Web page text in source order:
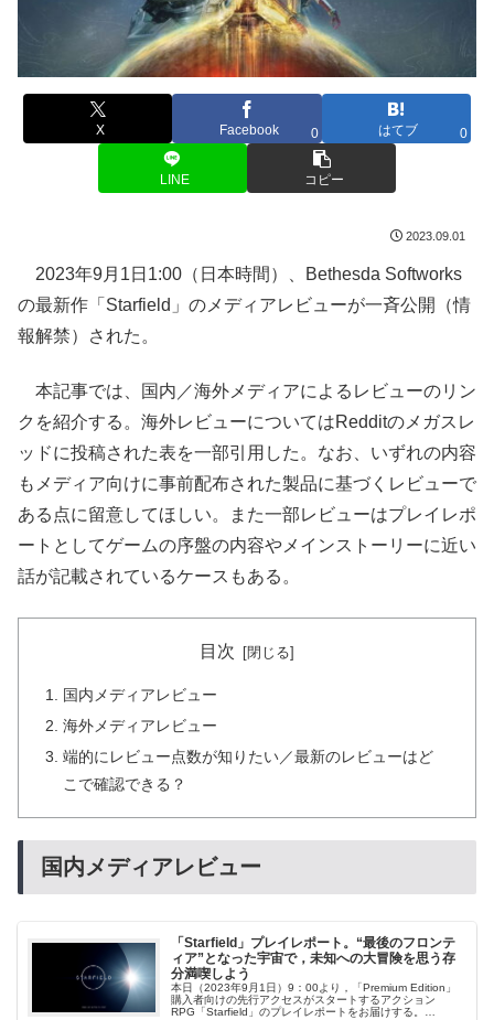
X Facebook 0 はてブ 0
LINE コピー
2023.09.01
2023年9月1日1:00（日本時間）、Bethesda Softworks
の最新作「Starfield」のメディアレビューが一斉公開（情
報解禁）された。
本記事では、国内／海外メディアによるレビューのリン
クを紹介する。海外レビューについてはRedditのメガスレ
ッドに投稿された表を一部引用した。なお、いずれの内容
もメディア向けに事前配布された製品に基づくレビューで
ある点に留意してほしい。また一部レビューはプレイレポ
ートとしてゲームの序盤の内容やメインストーリーに近い
話が記載されているケースもある。
目次
国内メディアレビュー
海外メディアレビュー
端的にレビュー点数が知りたい／最新のレビューはど
こで確認できる？
国内メディアレビュー
「Starfield」プレイレポート。“最後のフロンテ
ィア”となった宇宙で，未知への大冒険を思う存
分満喫しよう
本日（2023年9月1日）9：00より，「Premium Edition」
購入者向けの先行アクセスがスタートするアクション
RPG「Starfield」のプレイレポートをお届けする。